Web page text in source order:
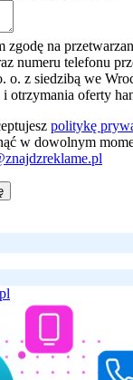
zgodę na
numeru telefonu
o. z siedzibą we
otrzymania oferty
politykę
w dowolnym